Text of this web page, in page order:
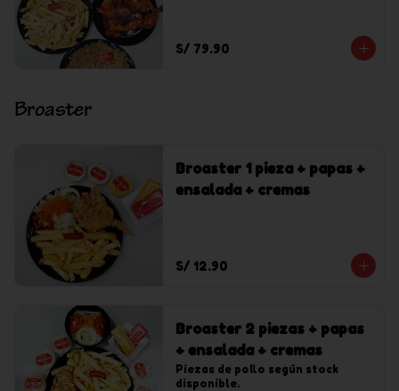
S/ 79.90
Broaster
Broaster 1 pieza + papas +
ensalada + cremas
S/ 12.90
Broaster 2 piezas + papas
+ ensalada + cremas
Piezas de pollo según stock
disponible.